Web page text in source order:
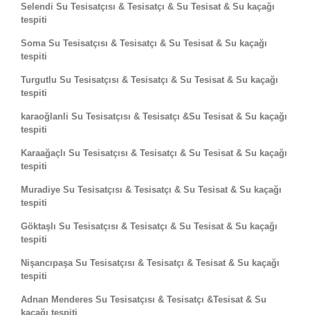
Selendi Su Tesisatçısı & Tesisatçı & Su Tesisat & Su kaçağı
tespiti
Soma Su Tesisatçısı & Tesisatçı & Su Tesisat & Su kaçağı
tespiti
Turgutlu Su Tesisatçısı & Tesisatçı & Su Tesisat & Su kaçağı
tespiti
karaoğlanli Su Tesisatçısı & Tesisatçı &Su Tesisat & Su kaçağı
tespiti
Karaağaçlı Su Tesisatçısı & Tesisatçı & Su Tesisat & Su kaçağı
tespiti
Muradiye Su Tesisatçısı & Tesisatçı & Su Tesisat & Su kaçağı
tespiti
Göktaşlı Su Tesisatçısı & Tesisatçı & Su Tesisat & Su kaçağı
tespiti
Nişancıpaşa Su Tesisatçısı & Tesisatçı & Tesisat & Su kaçağı
tespiti
Adnan Menderes Su Tesisatçısı & Tesisatçı &Tesisat & Su
kaçağı tespiti